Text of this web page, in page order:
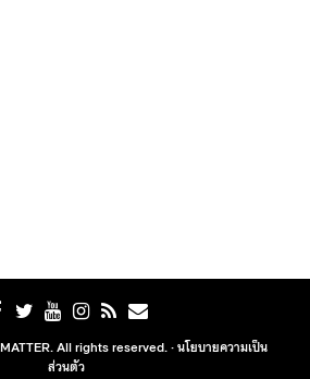
All rights reserved. ·นโยบายความเป็น
ส่วนตัว